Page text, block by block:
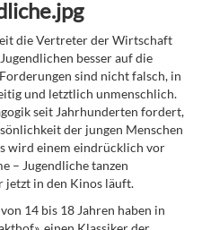
die Vertreter der Wirtschaft
besser auf die
sind nicht falsch, in
und letztlich unmenschlich.
seit Jahrhunderten fordert,
der jungen Menschen
wird einem eindrücklich vor
– Jugendliche tanzen
jetzt in den Kinos läuft.
14 bis 18 Jahren haben in